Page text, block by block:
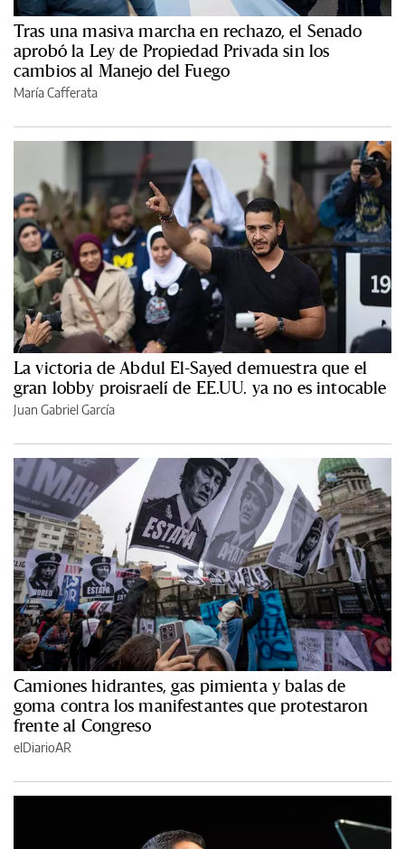
Tras una masiva marcha en rechazo, el Senado
aprobó la Ley de Propiedad Privada sin los
cambios al Manejo del Fuego
María Cafferata
La victoria de Abdul El-Sayed demuestra que el
gran lobby proisraelí de EE.UU. ya no es intocable
Juan Gabriel García
Camiones hidrantes, gas pimienta y balas de
goma contra los manifestantes que protestaron
frente al Congreso
elDiarioAR